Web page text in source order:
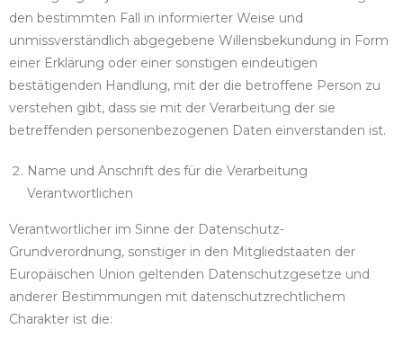
den bestimmten Fall in informierter Weise und
unmissverständlich abgegebene Willensbekundung in Form
einer Erklärung oder einer sonstigen eindeutigen
bestätigenden Handlung, mit der die betroffene Person zu
verstehen gibt, dass sie mit der Verarbeitung der sie
betreffenden personenbezogenen Daten einverstanden ist.
Name und Anschrift des für die Verarbeitung
Verantwortlichen
Verantwortlicher im Sinne der Datenschutz-
Grundverordnung, sonstiger in den Mitgliedstaaten der
Europäischen Union geltenden Datenschutzgesetze und
anderer Bestimmungen mit datenschutzrechtlichem
Charakter ist die: